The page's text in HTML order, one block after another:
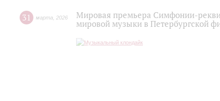
31 марта 2026
Мировая премьера Симфонии-
мировой музыки в Петербургской